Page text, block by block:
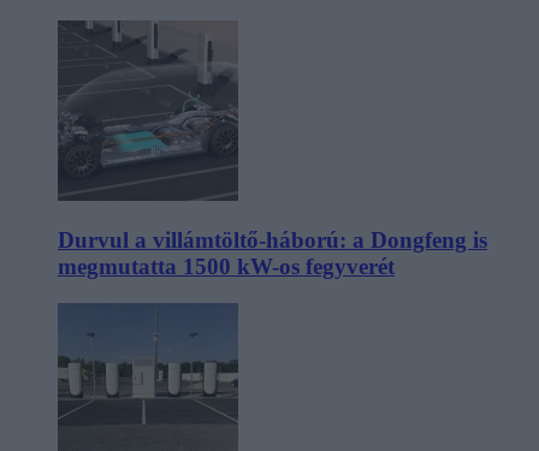
Durvul a villámtöltő-háború: a Dongfeng is
megmutatta 1500 kW-os fegyverét